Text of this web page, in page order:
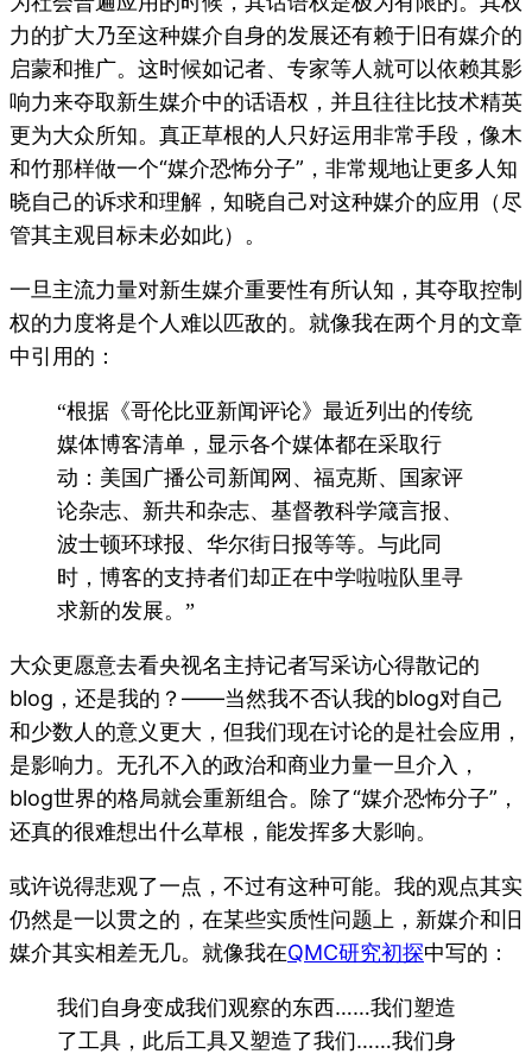
力的扩大乃至这种媒介自身的发展还有赖于旧有媒介的
启蒙和推广。这时候如记者、专家等人就可以依赖其影
响力来夺取新生媒介中的话语权，并且往往比技术精英
更为大众所知。真正草根的人只好运用非常手段，像木
和竹那样做一个“媒介恐怖分子”，非常规地让更多人知
晓自己的诉求和理解，知晓自己对这种媒介的应用（尽
管其主观目标未必如此）。
一旦主流力量对新生媒介重要性有所认知，其夺取控制
权的力度将是个人难以匹敌的。就像我在两个月的文章
中引用的 ：
“根据《哥伦比亚新闻评论》最近列出的传统
媒体博客清单，显示各个媒体都在采取行
动：美国广播公司新闻网、福克斯、国家评
论杂志、新共和杂志、基督教科学箴言报、
波士顿环球报、华尔街日报等等。与此同
时，博客的支持者们却正在中学啦啦队里寻
求新的发展。”
大众更愿意去看央视名主持记者写采访心得散记的
blog，还是我的？——当然我不否认我的blog对自己
和少数人的意义更大，但我们现在讨论的是社会应用，
是影响力。无孔不入的政治和商业力量一旦介入，
blog世界的格局就会重新组合。除了“媒介恐怖分子”，
还真的很难想出什么草根，能发挥多大影响。
或许说得悲观了一点，不过有这种可能。我的观点其实
仍然是一以贯之的，在某些实质性问题上，新媒介和旧
媒介其实相差无几。就像我在QMC研究初探中写的：
我们自身变成我们观察的东西……我们塑造
了工具，此后工具又塑造了我们……我们身